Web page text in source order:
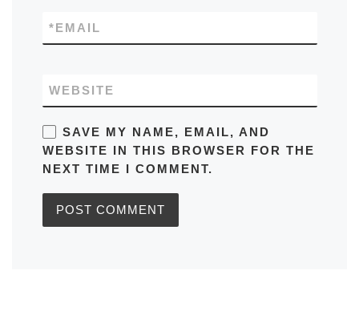
EMAIL
*
WEBSITE
SAVE MY NAME, EMAIL, AND
WEBSITE IN THIS BROWSER FOR THE
NEXT TIME I COMMENT.